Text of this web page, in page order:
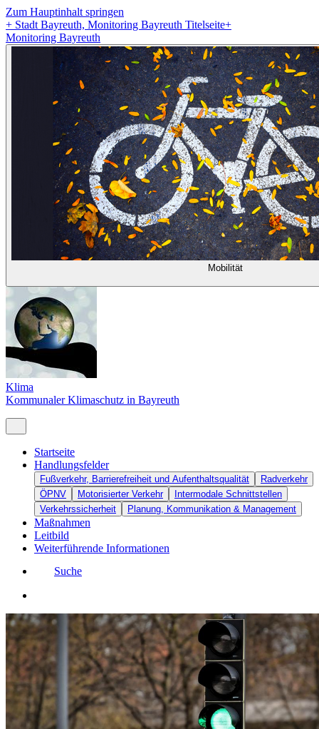
Zum Hauptinhalt springen
+ Stadt Bayreuth, Monitoring Bayreuth Titelseite+
Monitoring Bayreuth
Mobilität
Klima
Kommunaler Klimaschutz in Bayreuth
Startseite
Handlungsfelder
Fußverkehr, Barrierefreiheit und Aufenthaltsqualität
Radverkehr
ÖPNV
Motorisierter Verkehr
Intermodale Schnittstellen
Verkehrssicherheit
Planung, Kommunikation & Management
Maßnahmen
Leitbild
Weiterführende Informationen
Suche